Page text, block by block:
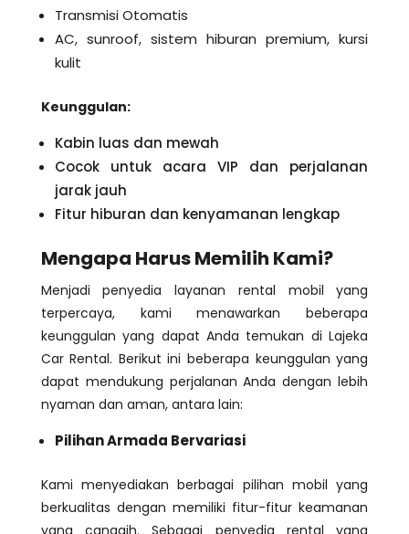
Transmisi Otomatis
AC, sunroof, sistem hiburan premium, kursi
kulit
Keunggulan:
Kabin luas dan mewah
Cocok untuk acara VIP dan perjalanan
jarak jauh
Fitur hiburan dan kenyamanan lengkap
Mengapa Harus Memilih Kami?
Menjadi penyedia layanan rental mobil yang
terpercaya, kami menawarkan beberapa
keunggulan yang dapat Anda temukan di Lajeka
Car Rental. Berikut ini beberapa keunggulan yang
dapat mendukung perjalanan Anda dengan lebih
nyaman dan aman, antara lain:
Pilihan Armada Bervariasi
Kami menyediakan berbagai pilihan mobil yang
berkualitas dengan memiliki fitur-fitur keamanan